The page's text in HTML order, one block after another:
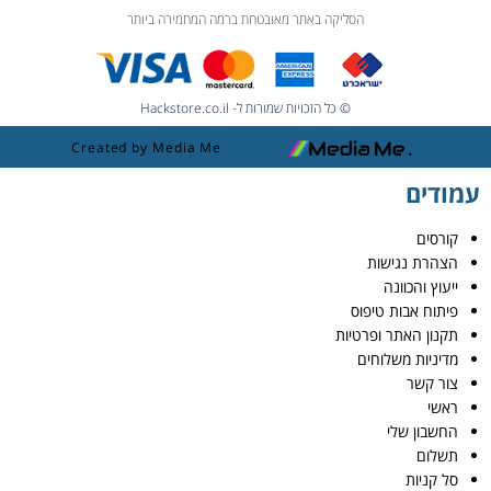
הסליקה באתר מאובטחת ברמה המחמירה ביותר
© כל הזכויות שמורות ל- Hackstore.co.il
Created by Media Me
עמודים
קורסים
הצהרת נגישות
ייעוץ והכוונה
פיתוח אבות טיפוס
תקנון האתר ופרטיות
מדיניות משלוחים
צור קשר
ראשי
החשבון שלי
תשלום
סל קניות